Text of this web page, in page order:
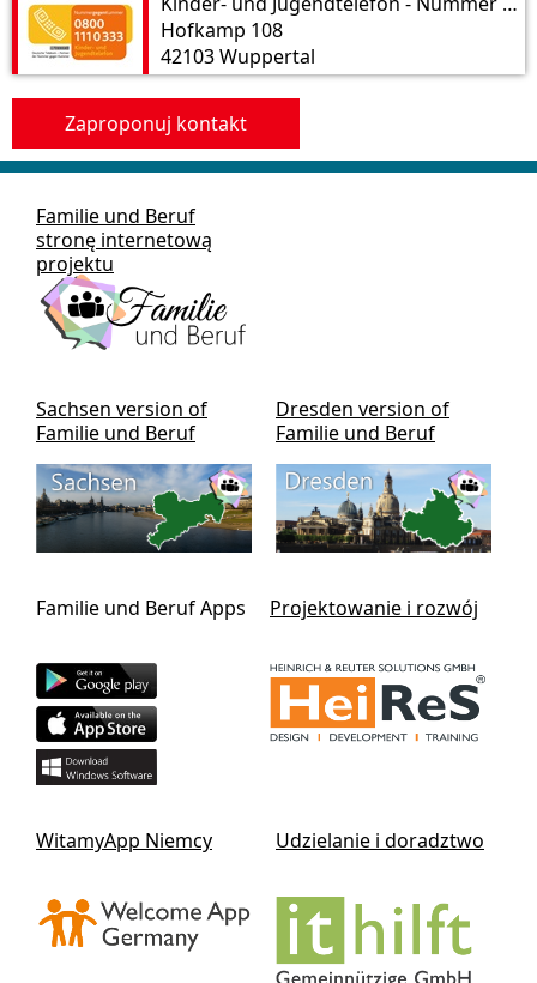
Hofkamp 108
42103 Wuppertal
Zaproponuj kontakt
Familie und Beruf
stronę internetową
projektu
Sachsen version of
Familie und Beruf
Dresden version of
Familie und Beruf
Familie und Beruf Apps Projektowanie i rozwój
WitamyApp Niemcy Udzielanie i doradztwo